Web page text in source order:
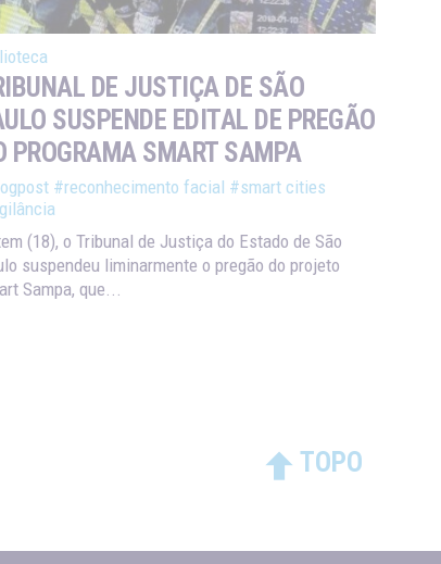
DE JUSTIÇA DE SÃO
SUSPENDE EDITAL DE PREGÃO
PROGRAMA SMART SAMPA
#reconhecimento facial #smart cities
(18), o Tribunal de Justiça do Estado de São
suspendeu liminarmente o pregão do projeto
Sampa, que...
TOPO